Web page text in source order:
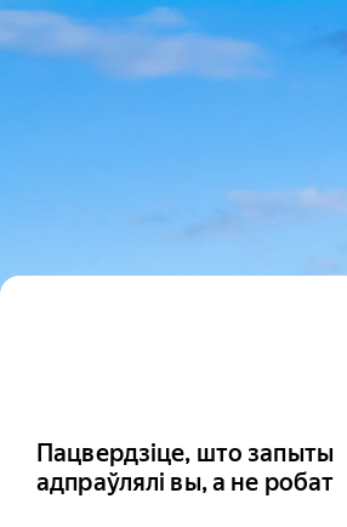
Пацвердзіце, што запыты
адпраўлялі вы, а не робат